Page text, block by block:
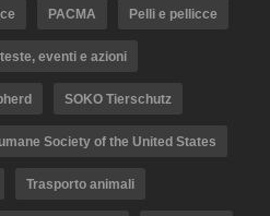
PACMA Pelli e pellicce
eventi e azioni
SOKO Tierschutz
Society of the United States
Trasporto animali